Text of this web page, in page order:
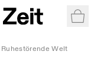
Ruhestörende Welt